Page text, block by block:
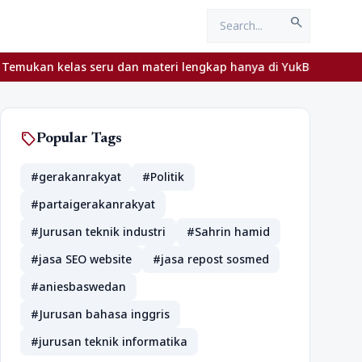
search
seru dan materi lengkap hanya di YukBelajar.com. Mulai
sellPopular Tags
#gerakanrakyat
#Politik
#partaigerakanrakyat
#Jurusan teknik industri
#Sahrin hamid
#jasa SEO website
#jasa repost sosmed
#aniesbaswedan
#Jurusan bahasa inggris
#jurusan teknik informatika